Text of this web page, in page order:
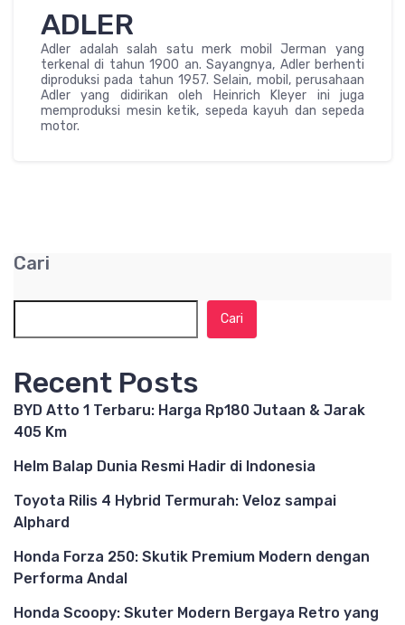
ADLER
Adler adalah salah satu merk mobil Jerman yang
terkenal di tahun 1900 an. Sayangnya, Adler berhenti
diproduksi pada tahun 1957. Selain, mobil, perusahaan
Adler yang didirikan oleh Heinrich Kleyer ini juga
memproduksi mesin ketik, sepeda kayuh dan sepeda
motor.
Cari
Cari
Recent Posts
BYD Atto 1 Terbaru: Harga Rp180 Jutaan & Jarak
405 Km
Helm Balap Dunia Resmi Hadir di Indonesia
Toyota Rilis 4 Hybrid Termurah: Veloz sampai
Alphard
Honda Forza 250: Skutik Premium Modern dengan
Performa Andal
Honda Scoopy: Skuter Modern Bergaya Retro yang